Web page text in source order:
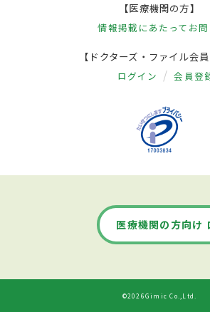
【医療機関の方】
情報掲載にあたって お
【ドクターズ・ファイル会員
ログイン 会員登
医療機関の方向け
©2026Gimic Co.,Ltd.